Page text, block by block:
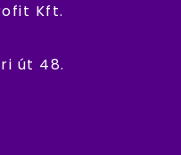
Kft.
út 48.